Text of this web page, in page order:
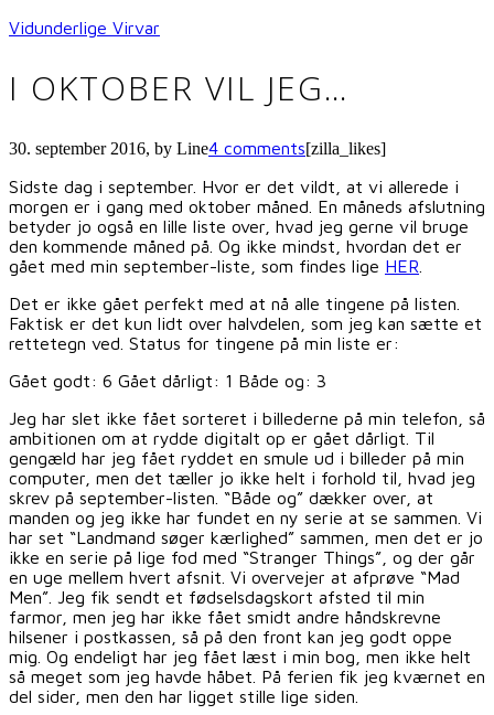
Vidunderlige Virvar
I OKTOBER VIL JEG…
30. september 2016, by Line4 comments[zilla_likes]
Sidste dag i september. Hvor er det vildt, at vi allerede i
morgen er i gang med oktober måned. En måneds afslutning
betyder jo også en lille liste over, hvad jeg gerne vil bruge
den kommende måned på. Og ikke mindst, hvordan det er
gået med min september-liste, som findes lige HER
Det er ikke gået perfekt med at nå alle tingene på listen.
Faktisk er det kun lidt over halvdelen, som jeg kan sætte et
rettetegn ved. Status for tingene på min liste er:
Gået godt: 6 Gået dårligt: 1 Både og: 3
Jeg har slet ikke fået sorteret i billederne på min telefon, så
ambitionen om at rydde digitalt op er gået dårligt. Til
gengæld har jeg fået ryddet en smule ud i billeder på min
computer, men det tæller jo ikke helt i forhold til, hvad jeg
skrev på september-listen. “Både og” dækker over, at
manden og jeg ikke har fundet en ny serie at se sammen. Vi
har set “Landmand søger kærlighed” sammen, men det er jo
ikke en serie på lige fod med “Stranger Things”, og der går
en uge mellem hvert afsnit. Vi overvejer at afprøve “Mad
Men”. Jeg fik sendt et fødselsdagskort afsted til min
farmor, men jeg har ikke fået smidt andre håndskrevne
hilsener i postkassen, så på den front kan jeg godt oppe
mig. Og endeligt har jeg fået læst i min bog, men ikke helt
så meget som jeg havde håbet. På ferien fik jeg kværnet en
del sider, men den har ligget stille lige siden.